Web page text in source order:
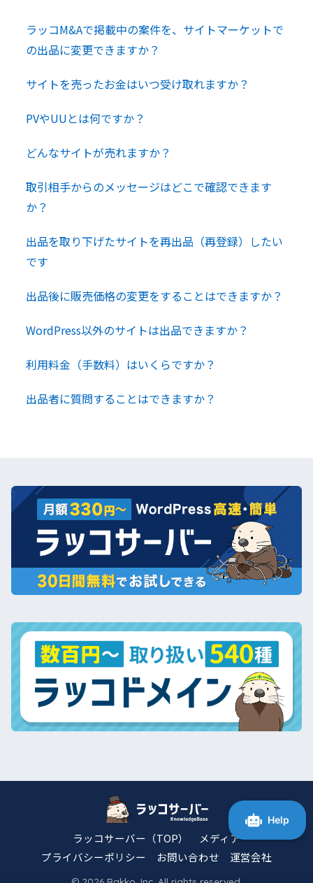
ラッコM&Aで掲載中の案件を、サイトマーケットで
の出品に変更できますか？
サイトを売ったお金はいつ受け取れますか？
PVやUUとは何ですか？
どんなサイトが売れますか？
取引相手からのメッセージはどこで確認できます
か？
出品を取り下げたサイトを再出品（再登録）したい
です
出品後に販売価格の変更をすることはできますか？
WordPress以外のサイトは出品できますか？
利用料金（手数料）はいくらですか？
出品者に質問することはできますか？
ラッコサーバー（TOP）
メディア
プライバシーポリシー
お問い合わせ 運営会社